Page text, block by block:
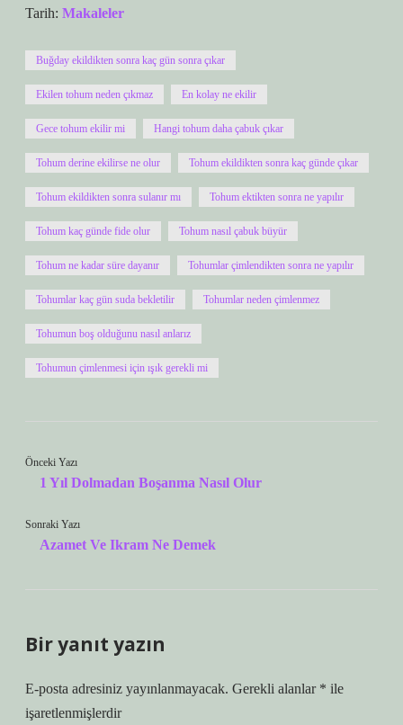
Tarih: Makaleler
Buğday ekildikten sonra kaç gün sonra çıkar
Ekilen tohum neden çıkmaz En kolay ne ekilir
Gece tohum ekilir mi Hangi tohum daha çabuk çıkar
Tohum derine ekilirse ne olur Tohum ekildikten sonra kaç günde çıkar
Tohum ekildikten sonra sulanır mı Tohum ektikten sonra ne yapılır
Tohum kaç günde fide olur Tohum nasıl çabuk büyür
Tohum ne kadar süre dayanır Tohumlar çimlendikten sonra ne yapılır
Tohumlar kaç gün suda bekletilir Tohumlar neden çimlenmez
Tohumun boş olduğunu nasıl anlarız
Tohumun çimlenmesi için ışık gerekli mi
Önceki Yazı
1 Yıl Dolmadan Boşanma Nasıl Olur
Sonraki Yazı
Azamet Ve Ikram Ne Demek
Bir yanıt yazın
E-posta adresiniz yayınlanmayacak. Gerekli alanlar * ile
işaretlenmişlerdir